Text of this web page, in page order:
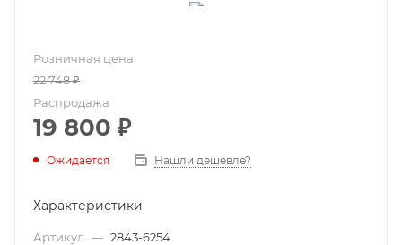
Розничная цена
22 748₽
Распродажа
19 800 ₽
Ожидается Нашли дешевле?
Характеристики
Артикул — 2843-6254